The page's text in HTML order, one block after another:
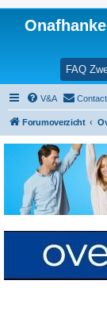
FAQ
V&A Contact
Forumoverzicht